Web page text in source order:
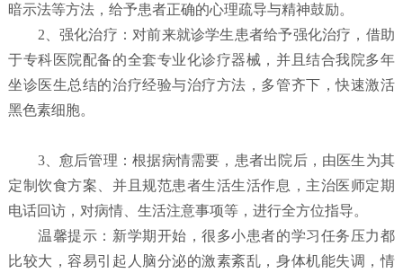
暗示法等方法，给予患者正确的心理疏导与精神鼓励。
2、强化治疗：对前来就诊学生患者给予强化治疗，借助
于专科医院配备的全套专业化诊疗器械，并且结合我院多年
坐诊医生总结的治疗经验与治疗方法，多管齐下，快速激活
黑色素细胞。
3、愈后管理：根据病情需要，患者出院后，由医生为其
定制饮食方案、并且规范患者生活生活作息，主治医师定期
电话回访，对病情、生活注意事项等，进行全方位指导。
温馨提示：新学期开始，很多小患者的学习任务压力都
比较大，容易引起人脑分泌的激素紊乱，身体机能失调，情